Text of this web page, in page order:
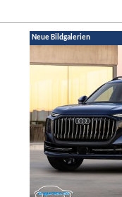
Neue Bildgalerien